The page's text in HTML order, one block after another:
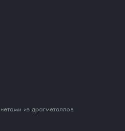
из драгметаллов